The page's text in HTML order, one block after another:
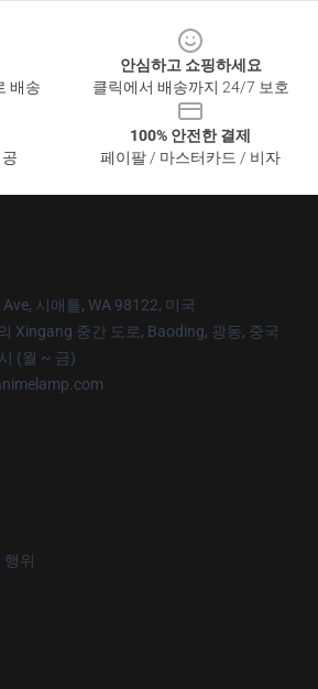
배송
안심하고 쇼핑하세요
클릭에서 배송까지 24/7 보호
100% 안전한 결제
페이팔 / 마스터카드 / 비자
시애틀, WA 98122, 미국
Xingang 중간 도로, Baoding, 광동, 중국
(월 ~ 금)
위